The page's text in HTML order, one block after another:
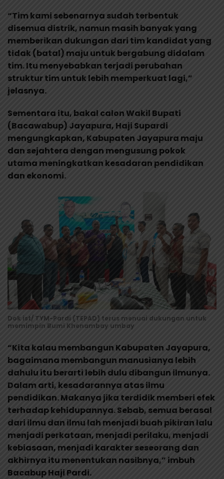
“Tim kami sebenarnya sudah terbentuk
disemua distrik, namun masih banyak yang
memberikan dukungan dari tim kandidat yang
tidak (batal) maju untuk bergabung didalam
tim. Itu menyebabkan terjadi perubahan
struktur tim untuk lebih memperkuat lagi,”
jelasnya.
Sementara itu, bakal calon Wakil Bupati
(Bacawabup) Jayapura, Haji Supardi
mengungkapkan, Kabupaten Jayapura maju
dan sejahtera dengan mengusung pokok
utama meningkatkan kesadaran pendidikan
dan ekonomi.
Dok ist/ TYM-Pardi (TEPAD) terus menuai dukungan untuk
memimpin Bumi Khenambay umbay
“Kita kalau membangun Kabupaten Jayapura,
bagaimana membangun manusianya lebih
dahulu itu berarti lebih dulu dibangun ilmunya.
Dalam arti, kesadarannya atas ilmu
pendidikan. Makanya jika terdidik memberi efek
terhadap kehidupannya. Sebab, semua berasal
dari ilmu dan ilmu lah menjadi buah pikiran lalu
menjadi perkataan, menjadi perilaku, menjadi
kebiasaan, menjadi karakter seseorang dan
akhirnya itu menentukan nasibnya,” imbuh
Bacabup Haji Pardi.